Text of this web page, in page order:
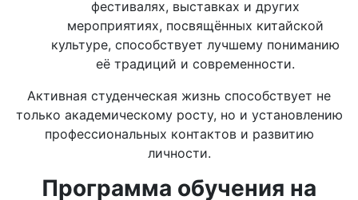
фестивалях, выставках и других
мероприятиях, посвящённых китайской
культуре, способствует лучшему пониманию
её традиций и современности.
Активная студенческая жизнь способствует не
только академическому росту, но и установлению
профессиональных контактов и развитию
личности.
Программа обучения на